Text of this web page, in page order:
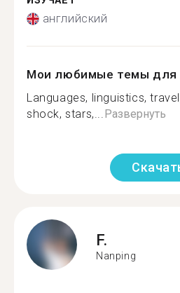
английский
Мои любимые темы для
Languages, linguistics,
shock, stars,...Развернуть
F.
Nanping